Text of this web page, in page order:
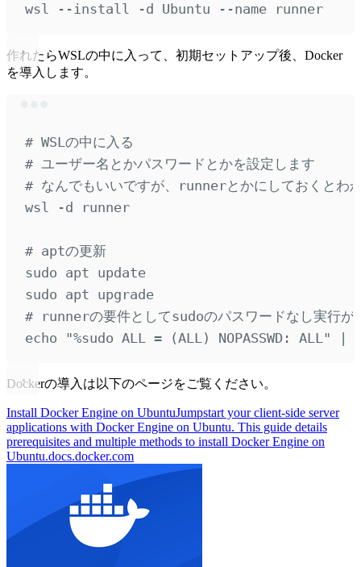
wsl --install -d Ubuntu --name runner
作れたらWSLの中に入って、初期セットアップ後、Docker
を導入します。
# WSLの中に入る
# ユーザー名とかパスワードとかを設定します
# なんでもいいですが、runnerとかにしておくとわ
wsl
-d runner
# aptの更新
sudo apt update
sudo apt upgrade
# runnerの要件としてsudoのパスワードなし実行が
echo
"%sudo ALL = (ALL) NOPASSWD: ALL " |
Dockerの導入は以下のページをご覧ください。
Install Docker Engine on UbuntuJumpstart your client-side server
applications with Docker Engine on Ubuntu. This guide details
prerequisites and multiple methods to install Docker Engine on
Ubuntu.docs.docker.com